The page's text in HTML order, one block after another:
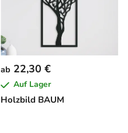
Holzbild BAUM
ab 22,30 €
Auf Lager